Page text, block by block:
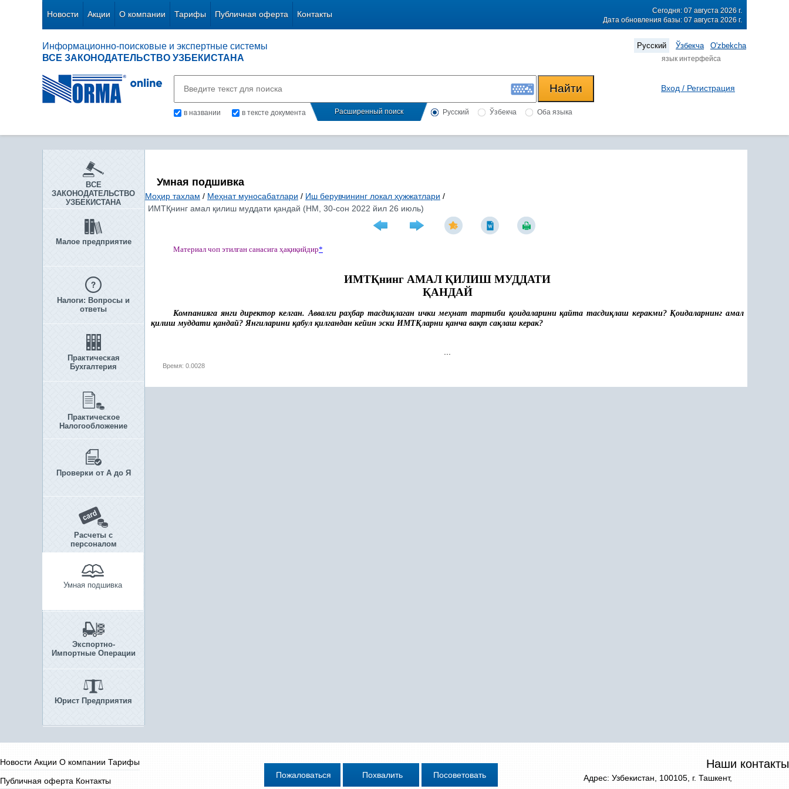
Новости Акции О компании Тарифы Публичная оферта Контакты
Сегодня: 07 августа 2026 г.
Дата обновления базы: 07 августа 2026 г.
Информационно-поисковые и экспертные системы
ВСЕ ЗАКОНОДАТЕЛЬСТВО УЗБЕКИСТАНА
Русский Ўзбекча O'zbekcha
язык интерфейса
в названии в тексте документа Расширенный поиск Русский Ўзбекча Оба языка
Вход / Регистрация
ВСЕ
ЗАКОНОДАТЕЛЬСТВО
УЗБЕКИСТАНА
Малое предприятие
Налоги: Вопросы и
ответы
Практическая
Бухгалтерия
Практическое
Налогообложение
Проверки от А до Я
Расчеты с
персоналом
Умная подшивка
Экспортно-
Импортные Операции
Юрист Предприятия
Умная подшивка
Моҳир тахлам / Меҳнат муносабатлари / Иш берувчининг локал ҳужжатлари /
ИМТҚнинг амал қилиш муддати қандай (НМ, 30-сон 2022 йил 26 июль)
Материал чоп этилган санасига ҳақиқийдир*
ИМТҚнинг АМАЛ ҚИЛИШ МУДДАТИ
ҚАНДАЙ
Компанияга янги директор келган. Аввалги раҳбар тасдиқлаган ички меҳнат тартиби қоидалариниқайта тасдиқлаш керакми?Қоидаларнинг амал
қилиш муддати қандай? Янгиларини қабул қилгандан кейин эски ИМТҚларни қанча вақт сақлаш керак?
Время: 0.0028
Новости Акции О компании Тарифы
Публичная оферта Контакты
Наши контакты
Адрес: Узбекистан, 100105, г. Ташкент,